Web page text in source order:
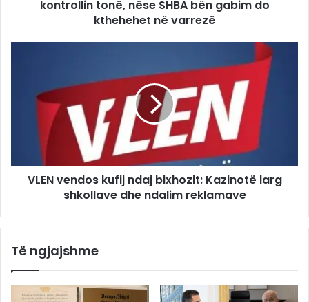
kontrollin tonë, nëse SHBA bën gabim do
kthehehet në varrezë
VLEN vendos kufij ndaj bixhozit: Kazinotë larg
shkollave dhe ndalim reklamave
Të ngjajshme